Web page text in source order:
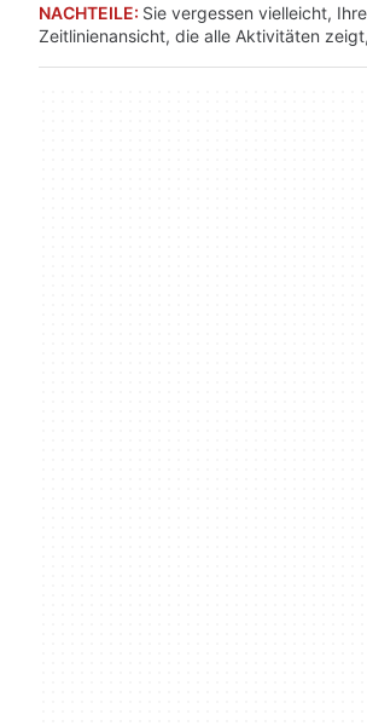
NACHTEILE: Sie vergessen vielleicht,
Zeitlinienansicht, die alle Aktivitäten